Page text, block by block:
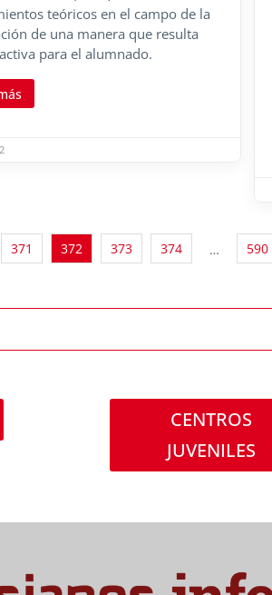
teóricos en el campo de la
de una manera que resulta
para el alumnado.
371 372 373 374 … 590
CENTROS
JUVENILES